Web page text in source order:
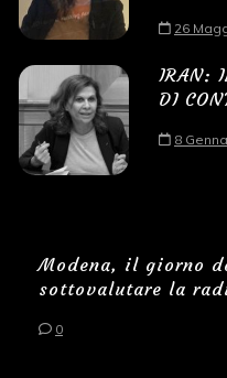
26
IRAN:
DI
8
Modena, il giorno
sottovalutare la
0